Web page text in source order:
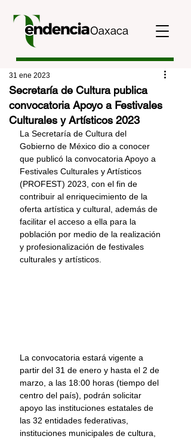
Secretaría de Cultura publica
convocatoria Apoyo a Festivales
Culturales y Artísticos 2023
31 ene 2023
La Secretaría de Cultura del
Gobierno de México dio a conocer
que publicó la convocatoria Apoyo a
Festivales Culturales y Artísticos
(PROFEST) 2023, con el fin de
contribuir al enriquecimiento de la
oferta artística y cultural, además de
facilitar el acceso a ella para la
población por medio de la realización
y profesionalización de festivales
culturales y artísticos.
La convocatoria estará vigente a
partir del 31 de enero y hasta el 2 de
marzo, a las 18:00 horas (tiempo del
centro del país), podrán solicitar
apoyo las instituciones estatales de
las 32 entidades federativas,
instituciones municipales de cultura,